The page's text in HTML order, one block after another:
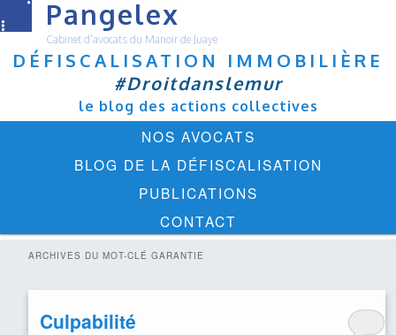
Pangelex
Cabinet d'avocats du Manoir de Juaye
DÉFISCALISATION IMMOBILIÈRE
#Droitdanslemur
le blog des actions collectives
NOS AVOCATS
BLOG DE LA DÉFISCALISATION
PUBLICATIONS
CONTACT
ARCHIVES DU MOT-CLÉ GARANTIE
Culpabilité